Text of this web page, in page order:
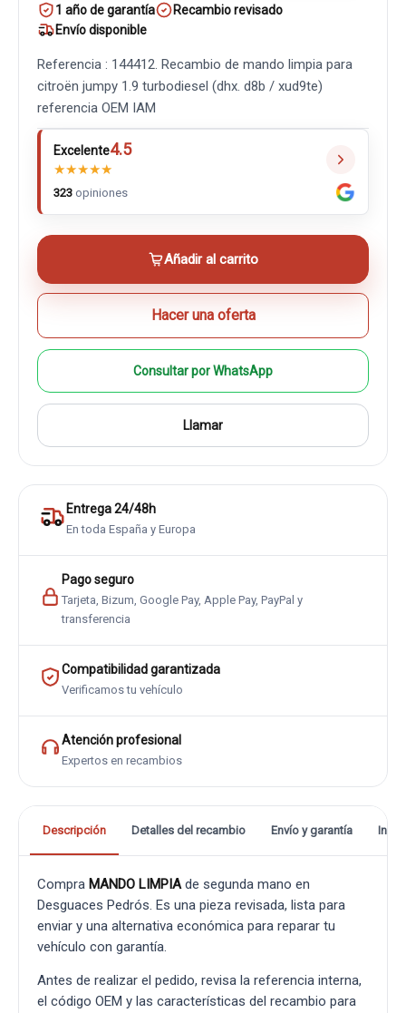
1 año de garantía
Recambio revisado
Envío disponible
Referencia : 144412. Recambio de mando limpia para
citroën jumpy 1.9 turbodiesel (dhx. d8b / xud9te)
referencia OEM IAM
Excelente4.5
★★★★★
323 opiniones
Añadir al carrito
Hacer una oferta
Consultar por WhatsApp
Llamar
Entrega 24/48h
En toda España y Europa
Pago seguro
Tarjeta, Bizum, Google Pay, Apple Pay, PayPal y
transferencia
Compatibilidad garantizada
Verificamos tu vehículo
Atención profesional
Expertos en recambios
Descripción Detalles del recambio Envío y garantía
Compra MANDO LIMPIAde segunda mano en
Desguaces Pedrós. Es una pieza revisada, lista para
enviar y una alternativa económica para reparar tu
vehículo con garantía.
Antes de realizar el pedido, revisa la referencia interna,
el código OEM y las características del recambio para